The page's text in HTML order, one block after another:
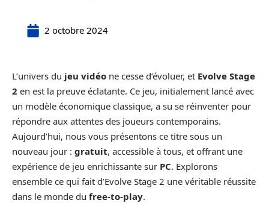
2 octobre 2024
L’univers du jeu vidéo ne cesse d’évoluer, et Evolve Stage
2 en est la preuve éclatante. Ce jeu, initialement lancé avec
un modèle économique classique, a su se réinventer pour
répondre aux attentes des joueurs contemporains.
Aujourd’hui, nous vous présentons ce titre sous un
nouveau jour : gratuit, accessible à tous, et offrant une
expérience de jeu enrichissante sur PC. Explorons
ensemble ce qui fait d’Evolve Stage 2 une véritable réussite
dans le monde du free-to-play.